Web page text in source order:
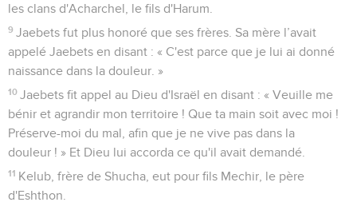
les clans d'Acharchel, le fils d'Harum.
9 Jaebets fut plus honoré que ses frères. Sa mère l’avait
appelé Jaebets en disant : « C'est parce que je lui ai donné
naissance dans la douleur. »
10 Jaebets fit appel au Dieu d'Israël en disant : « Veuille me
bénir et agrandir mon territoire ! Que ta main soit avec moi !
Préserve-moi du mal, afin que je ne vive pas dans la
douleur ! » Et Dieu lui accorda ce qu'il avait demandé.
11 Kelub, frère de Shucha, eut pour fils Mechir, le père
d'Eshthon.